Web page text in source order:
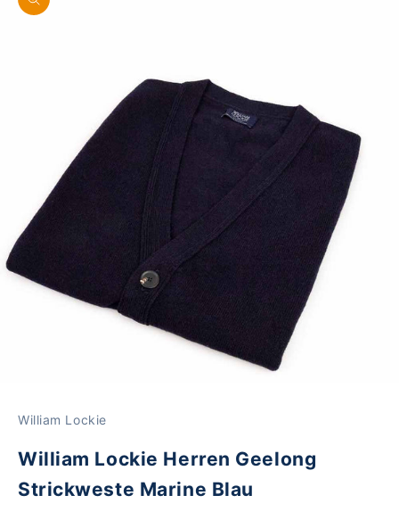
Bild vergrößern
William Lockie
William Lockie Herren Geelong
Strickweste Marine Blau